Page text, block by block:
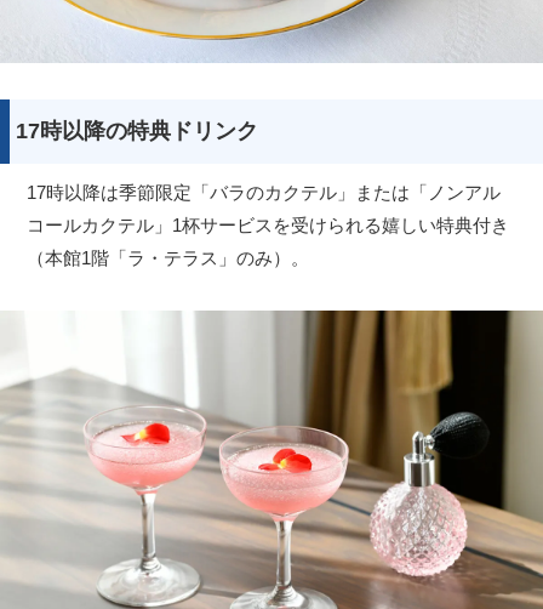
17時以降の特典ドリンク
17時以降は季節限定「バラのカクテル」または「ノンアル
コールカクテル」1杯サービスを受けられる嬉しい特典付き
（本館1階「ラ・テラス」のみ）。